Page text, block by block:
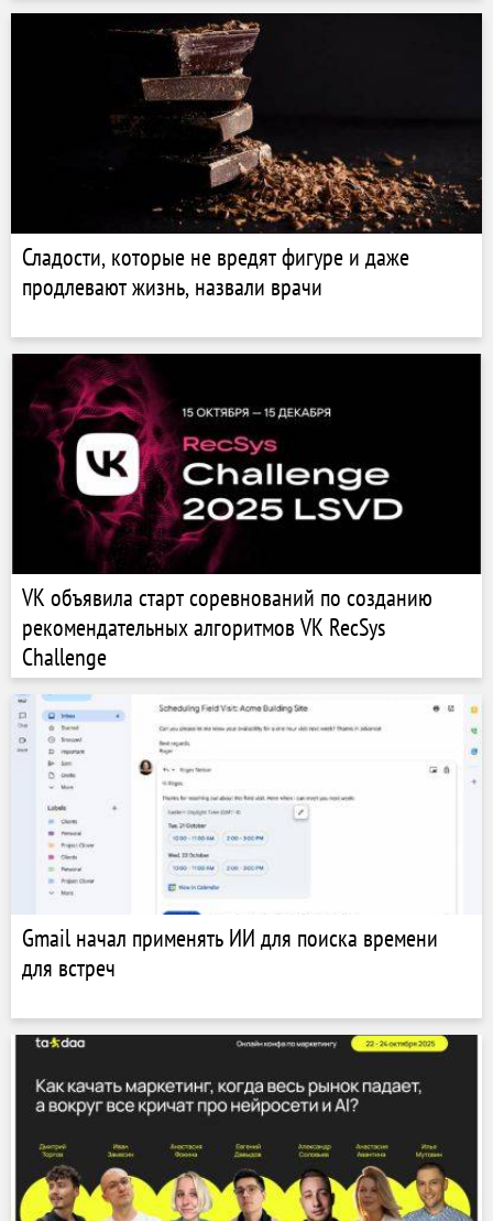
Сладости, которые не вредят фигуре и даже
продлевают жизнь, назвали врачи
VK объявила старт соревнований по созданию
рекомендательных алгоритмов VK RecSys
Challenge
Gmail начал применять ИИ для поиска времени
для встреч